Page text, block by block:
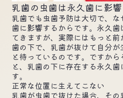
乳歯の虫歯は永久歯に影
乳歯でも虫歯予防は大切で、
歯に影響するからです。永久
てきますが、実際にはもっと
歯の下で、乳歯が抜けて自分
と待っているのです。ですか
と、乳歯の下に存在する永久
す。
正常な位置に生えてこない
乳歯が虫歯で抜けた場合、そ